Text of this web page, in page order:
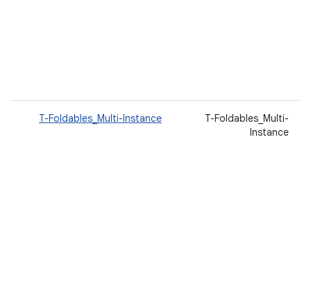
T-Foldables_Multi-
Instance
T-Foldables_Multi-Instance